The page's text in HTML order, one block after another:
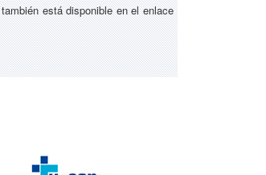
está disponible en el enlace